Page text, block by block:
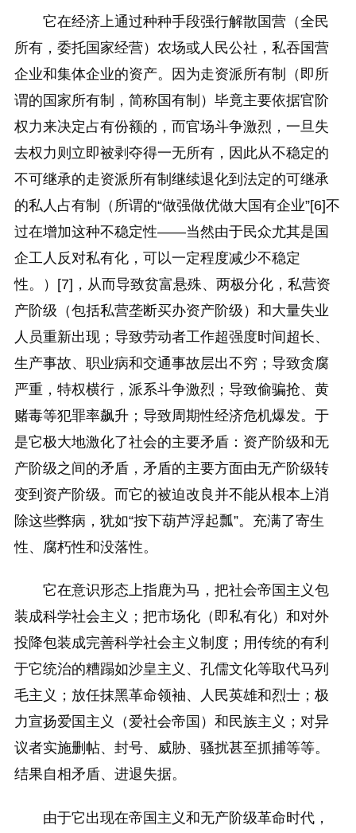
它在经济上通过种种手段强行解散国营（全民
所有，委托国家经营）农场或人民公社，私吞国营
企业和集体企业的资产。因为走资派所有制（即所
谓的国家所有制，简称国有制）毕竟主要依据官阶
权力来决定占有份额的，而官场斗争激烈，一旦失
去权力则立即被剥夺得一无所有，因此从不稳定的
不可继承的走资派所有制继续退化到法定的可继承
的私人占有制（所谓的“做强做优做大国有企业”[6]不
过在增加这种不稳定性——当然由于民众尤其是国
企工人反对私有化，可以一定程度减少不稳定
性。）[7]，从而导致贫富悬殊、两极分化，私营资
产阶级（包括私营垄断买办资产阶级）和大量失业
人员重新出现；导致劳动者工作超强度时间超长、
生产事故、职业病和交通事故层出不穷；导致贪腐
严重，特权横行，派系斗争激烈；导致偷骗抢、黄
赌毒等犯罪率飙升；导致周期性经济危机爆发。于
是它极大地激化了社会的主要矛盾：资产阶级和无
产阶级之间的矛盾，矛盾的主要方面由无产阶级转
变到资产阶级。而它的被迫改良并不能从根本上消
除这些弊病，犹如“按下葫芦浮起瓢”。充满了寄生
性、腐朽性和没落性。
它在意识形态上指鹿为马，把社会帝国主义包
装成科学社会主义；把市场化（即私有化）和对外
投降包装成完善科学社会主义制度；用传统的有利
于它统治的糟蹋如沙皇主义、孔儒文化等取代马列
毛主义；放任抹黑革命领袖、人民英雄和烈士；极
力宣扬爱国主义（爱社会帝国）和民族主义；对异
议者实施删帖、封号、威胁、骚扰甚至抓捕等等。
结果自相矛盾、进退失据。
由于它出现在帝国主义和无产阶级革命时代，